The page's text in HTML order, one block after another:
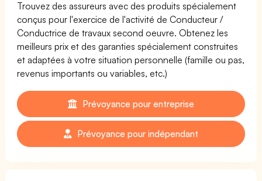
Trouvez des assureurs avec des produits spécialement
conçus pour l'exercice de l'activité de Conducteur /
Conductrice de travaux second oeuvre. Obtenez les
meilleurs prix et des garanties spécialement construites
et adaptées à votre situation personnelle (famille ou pas,
revenus importants ou variables, etc.)
Prévoyance pour entreprise
Prévoyance pour indépendant